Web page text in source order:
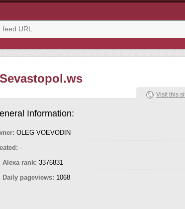
Information:
OLEG VOEVODIN
-
Alexa rank: 3376831
Daily pageviews: 1068
Visit this